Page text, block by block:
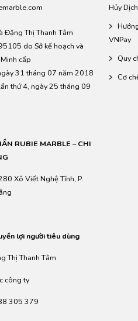
Đặng Thị Thanh Tâm
do Sở kế hoạch và
cấp
31 tháng 07 năm 2018
thứ 4, ngày 25 tháng 09
RUBIE MARBLE – CHI
Xô Viết Nghệ Tĩnh, P.
lợi người tiêu dùng
Thị Thanh Tâm
công ty
305 379
Hủy
VNPay
Quy
Cơ